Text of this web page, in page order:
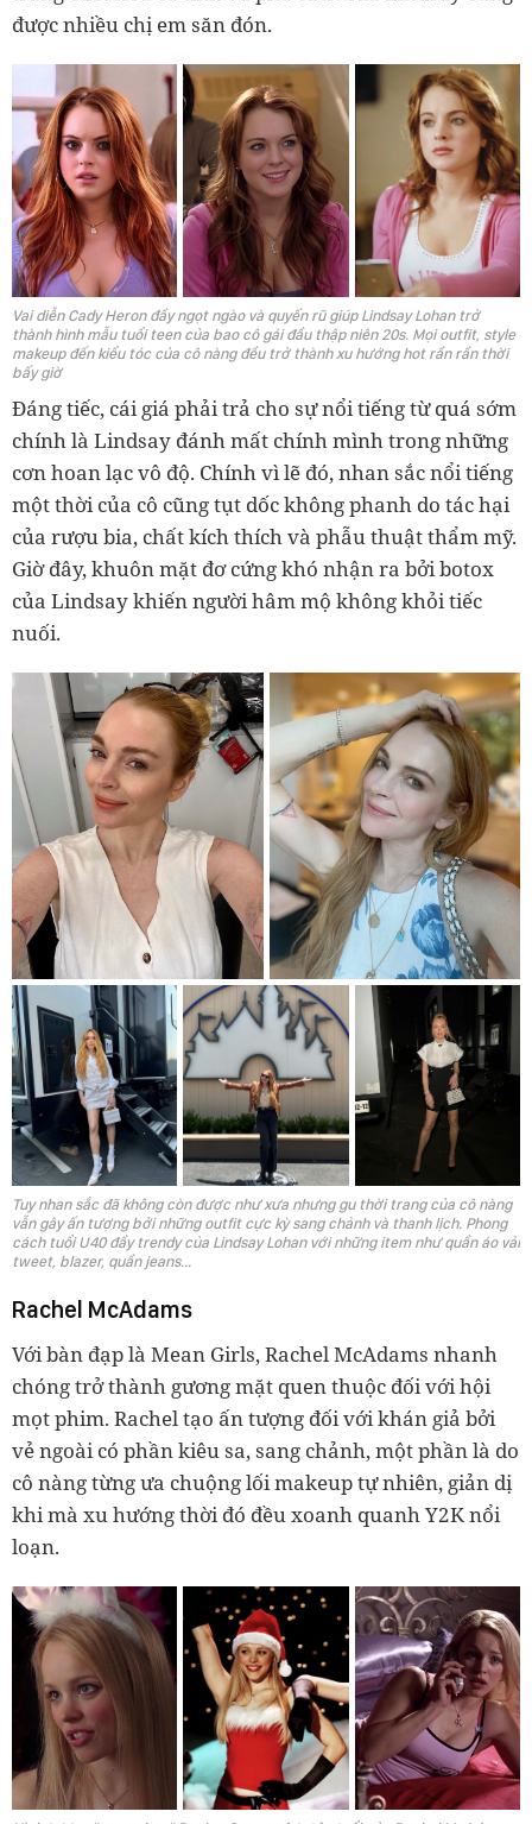
được nhiều chị em săn đón.
Vai diễn Cady Heron đầy ngọt ngào và quyến rũ giúp Lindsay Lohan trở
thành hình mẫu tuổi teen của bao cô gái đầu thập niên 20s. Mọi outfit, style
makeup đến kiểu tóc của cô nàng đều trở thành xu hướng hot rần rần thời
bấy giờ
Đáng tiếc, cái giá phải trả cho sự nổi tiếng từ quá sớm
chính là Lindsay đánh mất chính mình trong những
cơn hoan lạc vô độ. Chính vì lẽ đó, nhan sắc nổi tiếng
một thời của cô cũng tụt dốc không phanh do tác hại
của rượu bia, chất kích thích và phẫu thuật thẩm mỹ.
Giờ đây, khuôn mặt đơ cứng khó nhận ra bởi botox
của Lindsay khiến người hâm mộ không khỏi tiếc
nuối.
Tuy nhan sắc đã không còn được như xưa nhưng gu thời trang của cô nàng
vẫn gây ấn tượng bởi những outfit cực kỳ sang chảnh và thanh lịch. Phong
cách tuổi U40 đầy trendy của Lindsay Lohan với những itemnhư quần áo vải
tweet, blazer, quần jeans...
Rachel McAdams
Với bàn đạp là Mean Girls, Rachel McAdams nhanh
chóng trở thành gương mặt quen thuộc đối với hội
mọt phim. Rachel tạo ấn tượng đối với khán giả bởi
vẻ ngoài có phần kiêu sa, sang chảnh, một phần là do
cô nàng từng ưa chuộng lối makeup tự nhiên, giản dị
khi mà xu hướng thời đó đều xoanh quanh Y2K nổi
loạn.